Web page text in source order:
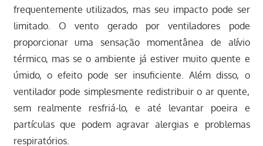
frequentemente utilizados, mas seu impacto pode ser
limitado. O vento gerado por ventiladores pode
proporcionar uma sensação momentânea de alívio
térmico, mas se o ambiente já estiver muito quente e
úmido, o efeito pode ser insuficiente. Além disso, o
ventilador pode simplesmente redistribuir o ar quente,
sem realmente resfriá-lo, e até levantar poeira e
partículas que podem agravar alergias e problemas
respiratórios.